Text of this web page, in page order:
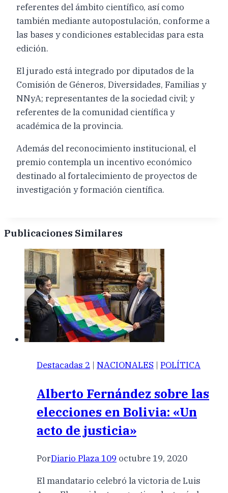
referentes del ámbito científico, así como
también mediante autopostulación, conforme a
las bases y condiciones establecidas para esta
edición.
El jurado está integrado por diputados de la
Comisión de Géneros, Diversidades, Familias y
NNyA; representantes de la sociedad civil; y
referentes de la comunidad científica y
académica de la provincia.
Además del reconocimiento institucional, el
premio contempla un incentivo económico
destinado al fortalecimiento de proyectos de
investigación y formación científica.
Publicaciones Similares
Destacadas 2 | NACIONALES | POLÍTICA
Alberto Fernández sobre las
elecciones en Bolivia: «Un
acto de justicia»
PorDiario Plaza 109 octubre 19, 2020
El mandatario celebró la victoria de Luis